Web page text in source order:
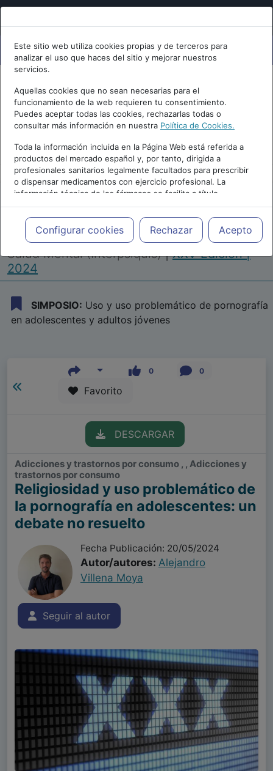
Este sitio web utiliza cookies propias y de terceros para
analizar el uso que haces del sitio y mejorar nuestros
servicios.
Aquellas cookies que no sean necesarias para el
funcionamiento de la web requieren tu consentimiento.
Puedes aceptar todas las cookies, rechazarlas todas o
consultar más información en nuestra Política de Cookies.
Toda la información incluida en la Página Web está referida a
productos del mercado español y, por tanto, dirigida a
profesionales sanitarios legalmente facultados para prescribir
o dispensar medicamentos con ejercicio profesional. La
información técnica de los fármacos se facilita a título
meramente informativo, siendo responsabilidad de los
profesionales facultados prescribir medicamentos y decidir, en
cada caso concreto, el tratamiento más adecuado a las
necesidades del paciente.
Configurar cookies Rechazar Acepto
Repositorio de Artículos |Congreso Virtual
Internacional de Psiquiatría, Psicología y
Salud Mental (Interpsiquis)|XXV Edición |
2024
SIMPOSIO: Uso y uso problemático de pornografía
en adolescentes y adultos jóvenes
0 0
Favorito
DESCARGAR
Adicciones y trastornos por consumo , , Adicciones y
trastornos por consumo
Religiosidad y uso problemático de
la pornografía en adolescentes: un
debate no resuelto
Fecha Publicación: 20/05/2024
Autor/autores: Alejandro
Villena Moya
Seguir al autor